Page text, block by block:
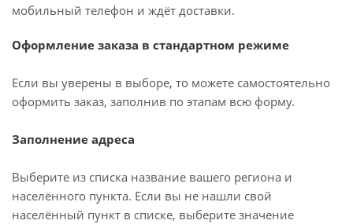
мобильный телефон и ждёт доставки.
Оформление заказа в стандартном режиме
Если вы уверены в выборе, то можете самостоятельно
оформить заказ, заполнив по этапам всю форму.
Заполнение адреса
Выберите из списка название вашего региона и
населённого пункта. Если вы не нашли свой
населённый пункт в списке, выберите значение